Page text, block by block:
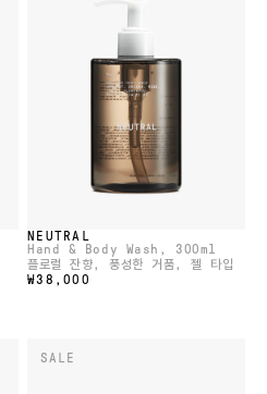
NEUTRAL
Hand & Body Wash , 300ml
플로럴 잔향, 풍성한 거품, 젤 타입
₩38,000
SALE